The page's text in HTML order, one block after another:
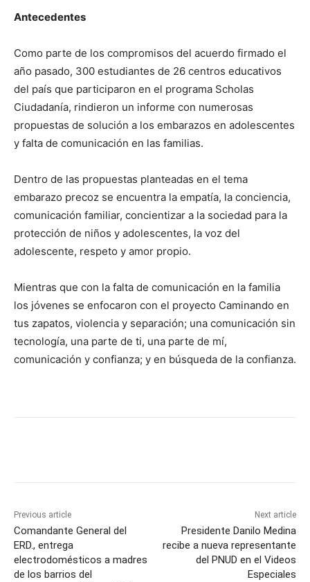
Antecedentes
Como parte de los compromisos del acuerdo firmado el
año pasado, 300 estudiantes de 26 centros educativos
del país que participaron en el programa Scholas
Ciudadanía, rindieron un informe con numerosas
propuestas de solución a los embarazos en adolescentes
y falta de comunicación en las familias.
Dentro de las propuestas planteadas en el tema
embarazo precoz se encuentra la empatía, la conciencia,
comunicación familiar, concientizar a la sociedad para la
protección de niños y adolescentes, la voz del
adolescente, respeto y amor propio.
Mientras que con la falta de comunicación en la familia
los jóvenes se enfocaron con el proyecto Caminando en
tus zapatos, violencia y separación; una comunicación sin
tecnología, una parte de ti, una parte de mí,
comunicación y confianza; y en búsqueda de la confianza.
Previous article
Comandante General del
ERD., entrega
electrodomésticos a madres
de los barrios del
Next article
Presidente Danilo Medina
recibe a nueva representante
del PNUD en el Videos
Especiales